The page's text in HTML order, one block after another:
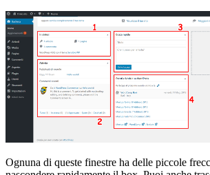
Ognuna di queste finestre ha delle piccole